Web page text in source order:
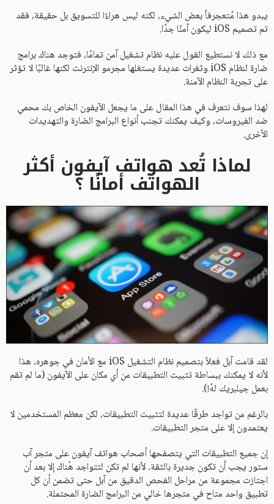
يبدو هذا مُتعجرفاً بعض الشيء، لكنه ليس هراءًا للتسويق بل حقيقة، فقد
تم تصميم iOS ليكون آمنًا جدًا.
مع ذلك لا نستطيع القول عليه نظام تشغيل آمن تمامًا، فتوجد هناك برامج
ضارة لنظام iOS وثغرات عديدة يستغلها مجرمو الإنترنت لكنها غالبًا لا تؤثر
على تجربة النظام الآمنة.
لهذا سوف نتعرف في هذا المقال على ما يجعل الآيفون الخاص بك محمي
ضد الفيروسات، وكيف يمكنك تجنب أنواع البرامج الضارة والتهديدات
الأخرى.
لماذا تُعد هواتف آيفون أكثر
الهواتف أمانًا ؟
لقد قامت آبل فعلاً بتصميم نظام التشغيل iOS مع الأمان في جوهره، هذا
لأنه لا يمكنك ببساطة تثبيت التطبيقات من أي مكان على الآيفون (ما لم تقم
بعمل جيلبريك لهُ!).
بالرغم من تواجد طرقًا عديدة لتثبيت التطبيقات، لكن معظم المستخدمين لا
يعتمدون إلا على متجر التطبيقات.
إن جميع التطبيقات التي يتصفحها أصحاب هواتف آيفون على متجر آب
ستور يجب أن تكون جديرة بالثقة، لأنها لم تكن لتتواجد هُناك إلا بعد أن
اجتازت مجموعة من مراحل الفحص الدقيق من آبل حتى تضمن أن كل
تطبيق واحد متاح في متجرها خالي من البرامج الضارة المحتملة.